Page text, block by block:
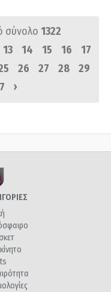
σύνολο 1322
13 14 15 16
17
26 27 28
29
›